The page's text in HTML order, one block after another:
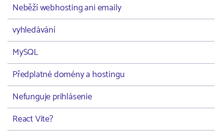
Neběží webhosting ani emaily
vyhledávání
MySQL
Předplatné domény a hostingu
Nefunguje prihlásenie
React Vite?